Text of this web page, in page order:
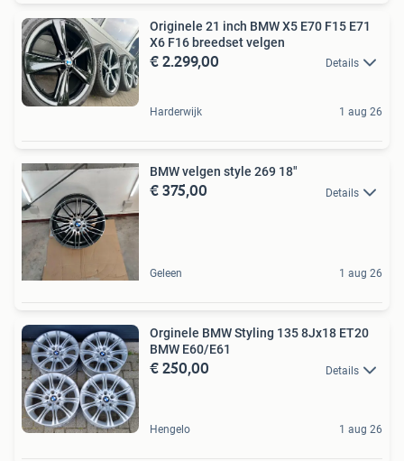
Originele 21 inch BMW X5 E70 F15 E71
X6 F16 breedset velgen
€ 2.299,00 Details
Harderwijk 1 aug 26
BMW velgen style 269 18"
€ 375,00 Details
Geleen 1 aug 26
Orginele BMW Styling 135 8Jx18 ET20
BMW E60/E61
€ 250,00 Details
Hengelo 1 aug 26